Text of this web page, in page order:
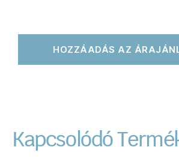
HOZZÁADÁS AZ
Kapcsolódó